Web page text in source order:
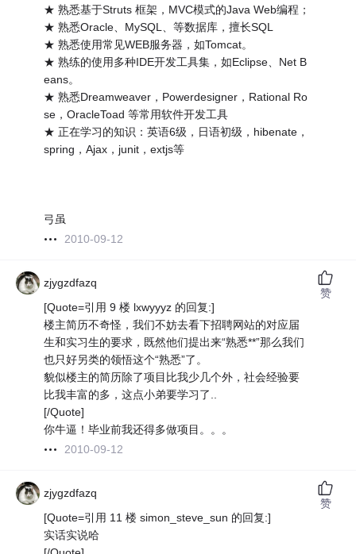
★ 熟悉基于Struts 框架，MVC模式的Java Web编程；
★ 熟悉Oracle、MySQL、等数据库，擅长SQL
★ 熟悉使用常见WEB服务器，如Tomcat。
★ 熟练的使用多种IDE开发工具集，如Eclipse、Net B
eans。
★ 熟悉Dreamweaver，Powerdesigner，Rational Ro
se，OracleToad 等常用软件开发工具
★ 正在学习的知识：英语6级，日语初级，hibenate，
spring，Ajax，junit，extjs等
弓虽
2010-09-12
zjygzdfazq
[Quote=引用 9 楼 lxwyyyz 的回复:]
楼主简历不奇怪，我们不妨去看下招聘网站的对应届
生和实习生的要求，既然他们提出来“熟悉**”那么我们
也只好另类的领悟这个“熟悉”了。
貌似楼主的简历除了项目比我少几个外，社会经验要
比我丰富的多，这点小弟要学习了..
[/Quote]
你牛逼！毕业前我还得多做项目。。。
2010-09-12
赞
zjygzdfazq
[Quote=引用 11 楼 simon_steve_sun 的回复:]
实话实说哈
赞